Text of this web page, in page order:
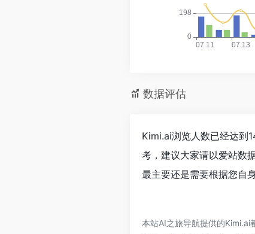
数据评估
Kimi.ai浏览人数已经达到
考，建议大家请以爱站数
最主要还是需要根据您自
本站AI之旅导航提供的